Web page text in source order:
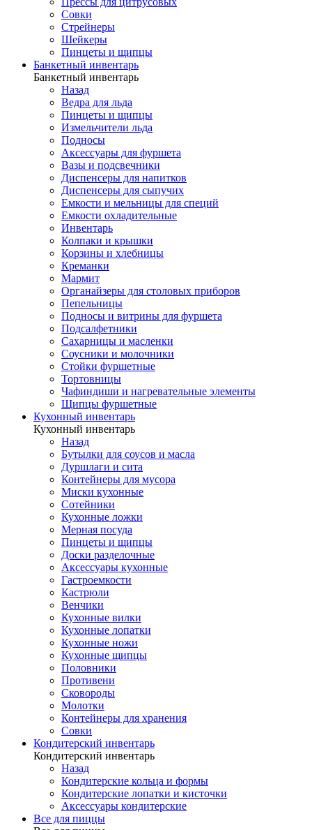
Совки
Стрейнеры
Шейкеры
Пинцеты и щипцы
Банкетный инвентарь
Банкетный инвентарь
Назад
Ведра для льда
Пинцеты и щипцы
Измельчители льда
Подносы
Аксессуары для фуршета
Вазы и подсвечники
Диспенсеры для напитков
Диспенсеры для сыпучих
Емкости и мельницы для специй
Емкости охладительные
Инвентарь
Колпаки и крышки
Корзины и хлебницы
Креманки
Мармит
Органайзеры для столовых приборов
Пепельницы
Подносы и витрины для фуршета
Подсалфетники
Сахарницы и масленки
Соусники и молочники
Стойки фуршетные
Тортовницы
Чафиндиши и нагревательные элементы
Щипцы фуршетные
Кухонный инвентарь
Кухонный инвентарь
Назад
Бутылки для соусов и масла
Дуршлаги и сита
Контейнеры для мусора
Миски кухонные
Сотейники
Кухонные ложки
Мерная посуда
Пинцеты и щипцы
Доски разделочные
Аксессуары кухонные
Гастроемкости
Кастрюли
Венчики
Кухонные вилки
Кухонные лопатки
Кухонные ножи
Кухонные щипцы
Половники
Противени
Сковороды
Молотки
Контейнеры для хранения
Совки
Кондитерский инвентарь
Кондитерский инвентарь
Назад
Кондитерские кольца и формы
Кондитерские лопатки и кисточки
Аксессуары кондитерские
Все для пиццы